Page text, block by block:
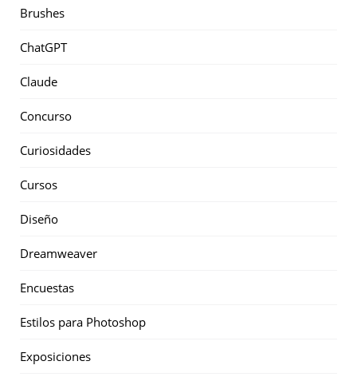
Brushes
ChatGPT
Claude
Concurso
Curiosidades
Cursos
Diseño
Dreamweaver
Encuestas
Estilos para Photoshop
Exposiciones